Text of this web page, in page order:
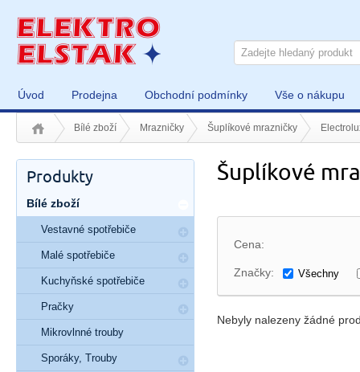
Úvod Prodejna Obchodní podmínky Vše o nákupu
Bílé zboží Mrazničky Šuplíkové mrazničky
Šuplíkové
Cena:
Značky: Všechny
Nebyly nalezeny žádné
Produkty
Bílé zboží
Vestavné spotřebiče
Malé spotřebiče
Kuchyňské spotřebiče
Pračky
Mikrovlnné trouby
Sporáky, Trouby